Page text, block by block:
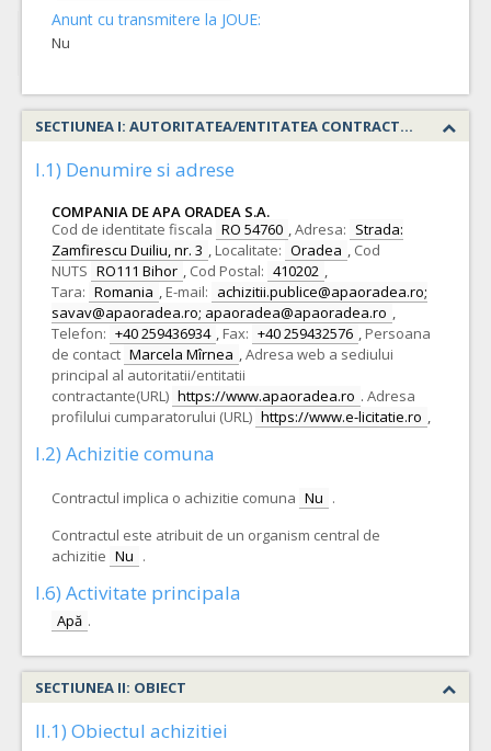
Anunt cu transmitere la JOUE:
Nu
SECTIUNEA I: AUTORITATEA/ENTITATEA CONTRACTANTA
I.1) Denumire si adrese
COMPANIA DE APA ORADEA S.A.
Cod de identitate fiscala RO 54760 ,Adresa: Strada:
Zamfirescu Duiliu, nr. 3 , Localitate: Oradea , Cod
NUTS RO111 Bihor , Cod Postal: 410202 ,
Tara: Romania , E-mail: achizitii.publice@apaoradea.ro;
savav@apaoradea.ro; apaoradea@apaoradea.ro ,
Telefon: +40 259436934 , Fax: +40 259432576 , Persoana
de contact Marcela Mîrnea ,Adresa web a sediului
principal al autoritatii/entitatii
contractante(URL) https://www.apaoradea.ro . Adresa
profilului cumparatorului (URL) https://www.e-licitatie.ro ,
I.2) Achizitie comuna
Contractul implica o achizitie comuna Nu .
Contractul este atribuit de un organism central de
achizitie Nu .
I.6) Activitate principala
Apă .
SECTIUNEA II: OBIECT
II.1) Obiectul achizitiei